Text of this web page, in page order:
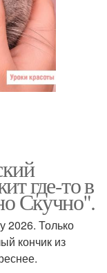
где-то в
Скучно".
2026. Только
кончик из